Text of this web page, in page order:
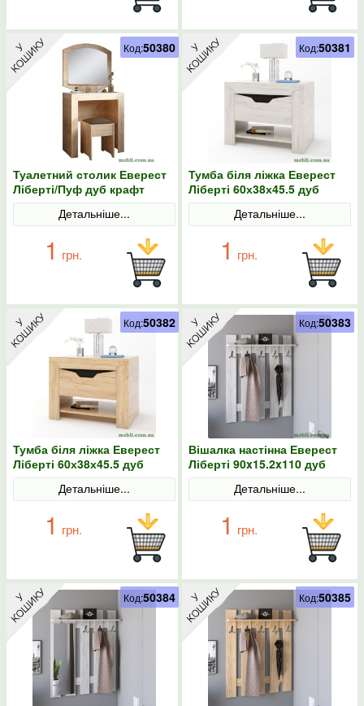
Туалетний столик Еверест
Ліберті/Пуф дуб крафт
золотий
Детальніше...
1 грн.
Код:50380
Тумба біля ліжка Еверест
Ліберті 60х38х45.5 дуб
крафт білий
Детальніше...
1 грн.
Код:50381
Тумба біля ліжка Еверест
Ліберті 60х38х45.5 дуб
крафт золотий
Детальніше...
1 грн.
Код:50382
Вішалка настінна Еверест
Ліберті 90x15.2x110 дуб
крафт білий
Детальніше...
1 грн.
Код:50383
Код:50384 Код:50385